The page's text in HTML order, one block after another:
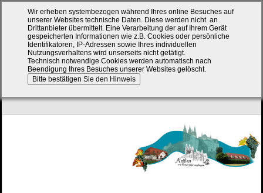
Wir erheben systembezogen während Ihres online Besuches auf
unserer Websites technische Daten. Diese werden nicht an
Drittanbieter übermittelt. Eine Verarbeitung der auf Ihrem Gerät
gespeicherten Informationen wie z.B. Cookies oder persönliche
Identifikatoren, IP-Adressen sowie Ihres individuellen
Nutzungsverhaltens wird unserseits nicht getätigt.
Technisch notwendige Cookies werden automatisch nach
Beendigung Ihres Besuches unserer Websites gelöscht.